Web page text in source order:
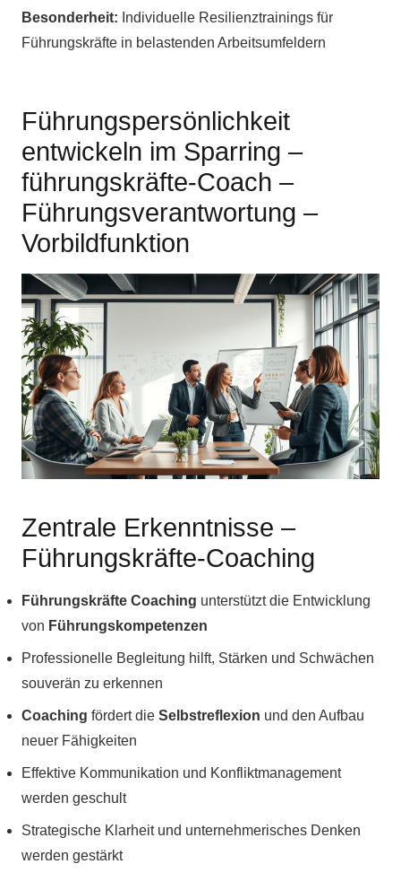
Besonderheit: Individuelle Resilienztrainings für
Führungskräfte in belastenden Arbeitsumfeldern
Führungspersönlichkeit
entwickeln im Sparring –
führungskräfte-Coach –
Führungsverantwortung –
Vorbildfunktion
Zentrale Erkenntnisse –
Führungskräfte-Coaching
Führungskräfte Coaching unterstützt die Entwicklung
von Führungskompetenzen
Professionelle Begleitung hilft, Stärken und Schwächen
souverän zu erkennen
Coaching fördert die Selbstreflexion und den Aufbau
neuer Fähigkeiten
Effektive Kommunikation und Konfliktmanagement
werden geschult
Strategische Klarheit und unternehmerisches Denken
werden gestärkt